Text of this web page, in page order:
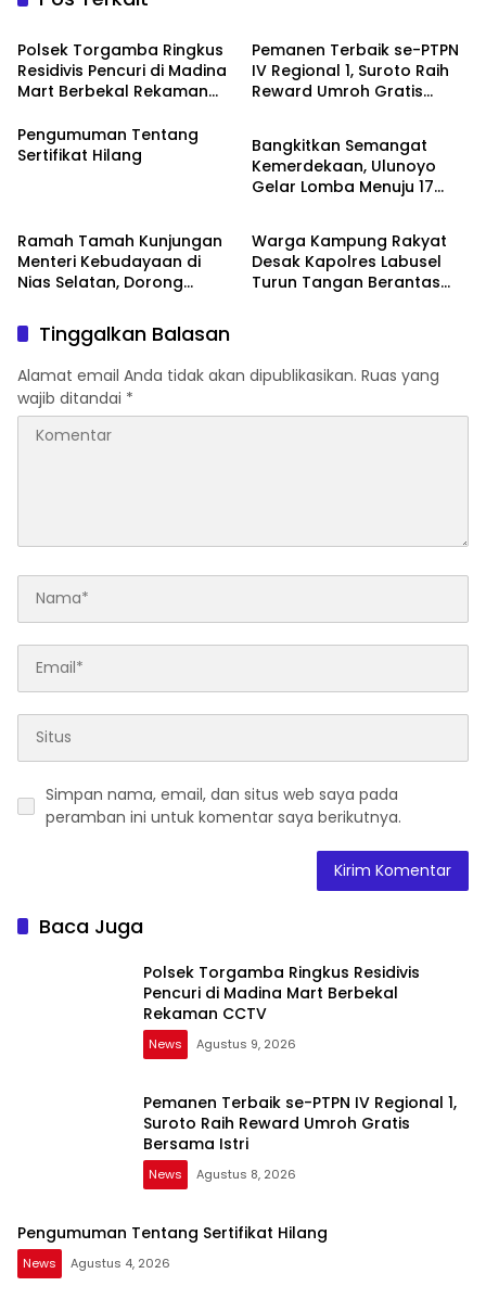
Polsek Torgamba Ringkus
Residivis Pencuri di Madina
Mart Berbekal Rekaman
Pemanen Terbaik se-PTPN
IV Regional 1, Suroto Raih
Reward Umroh Gratis
Pengumuman Tentang
Sertifikat Hilang
Artikel
Bangkitkan Semangat
Kemerdekaan, Ulunoyo
Gelar Lomba Menuju 17
Ramah Tamah Kunjungan
Menteri Kebudayaan di
Nias Selatan, Dorong
Target UNESCO
News
Warga Kampung Rakyat
Desak Kapolres Labusel
Turun Tangan Berantas
Tinggalkan Balasan
Alamat email Anda tidak akan dipublikasikan. Ruas yang
wajib ditandai *
Simpan nama, email, dan situs web saya pada
peramban ini untuk komentar saya berikutnya.
Baca Juga
Polsek Torgamba Ringkus Residivis
Pencuri di Madina Mart Berbekal
Rekaman CCTV
News Agustus 9, 2026
Pemanen Terbaik se-PTPN IV Regional 1,
Suroto Raih Reward Umroh Gratis
Bersama Istri
News Agustus 8, 2026
Pengumuman Tentang Sertifikat Hilang
News Agustus 4, 2026